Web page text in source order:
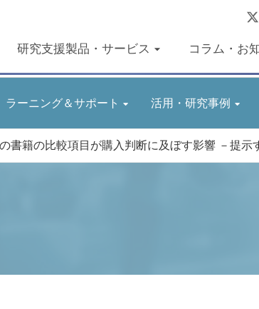
研究支援製品・サービス コラム・お
ラーニング＆サポート 活用・研究事例
書籍の比較項目が購入判断に及ぼす影響 －提示